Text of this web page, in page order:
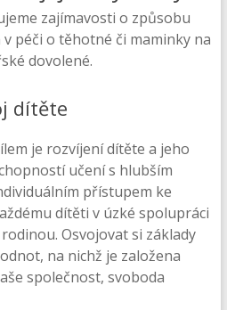
zajímavosti o způsobu
péči o těhotné či maminky na
dovolené.
dítěte
je rozvíjení dítěte a jeho
učení s hlubším
přístupem ke
dítěti v úzké spolupráci
Osvojovat si základy
na nichž je založena
společnost, svoboda